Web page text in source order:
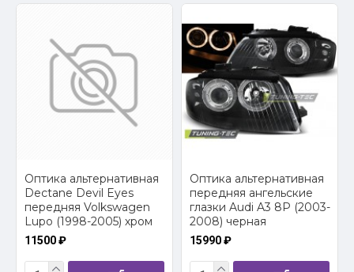
Оптика альтернативная
Dectane Devil Eyes
передняя Volkswagen
Lupo (1998-2005) хром
11500 ₽
Оптика альтернативная
передняя ангельские
глазки Audi A3 8P (2003-
2008) черная
15990 ₽